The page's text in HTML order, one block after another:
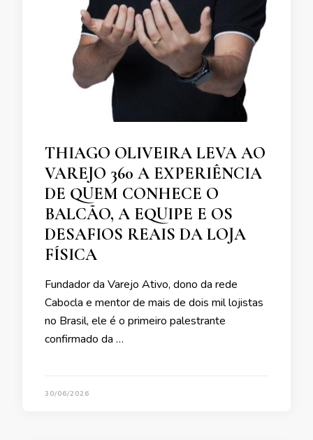
THIAGO OLIVEIRA LEVA AO
VAREJO 360 A EXPERIÊNCIA
DE QUEM CONHECE O
BALCÃO, A EQUIPE E OS
DESAFIOS REAIS DA LOJA
FÍSICA
Fundador da Varejo Ativo, dono da rede
Cabocla e mentor de mais de dois mil lojistas
no Brasil, ele é o primeiro palestrante
confirmado da …
30/06/2026